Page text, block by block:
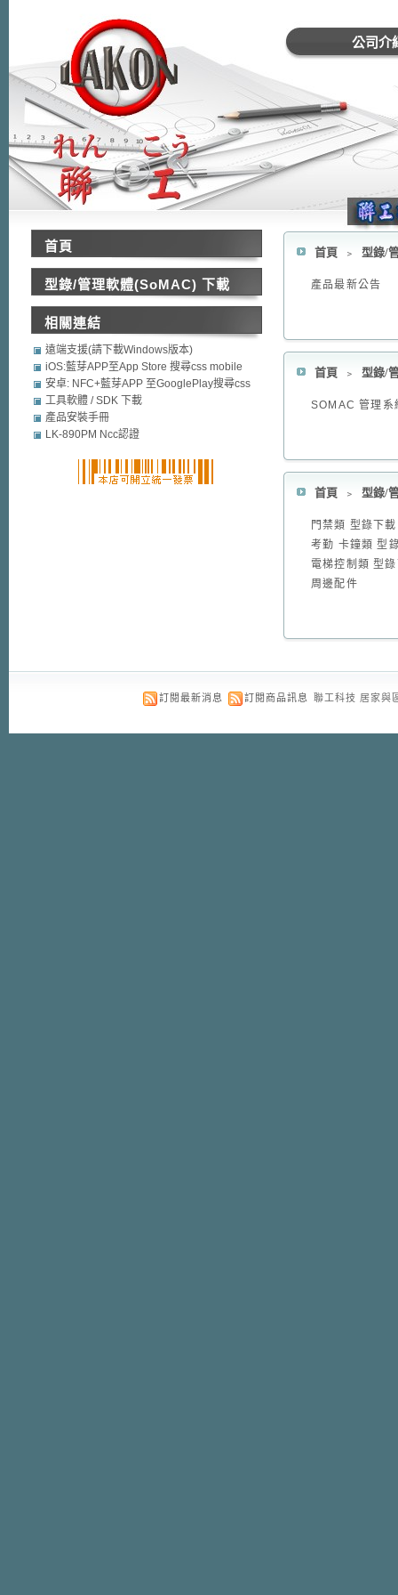
公司介
首頁 ﹥ 型錄/
產品最新公告
首頁 ﹥ 型錄/
SOMAC 管理系
首頁 ﹥ 型錄/
門禁類 型錄下載
考勤 卡鐘類 型
電梯控制類 型
周邊配件
首頁
型錄/管理軟體(SoMAC) 下載
相關連結
遠端支援(請下載Windows版本)
iOS:藍芽APP至App Store 搜尋css mobile
security
安卓: NFC+藍芽APP 至GooglePlay搜尋css
mobile security
工具軟體 / SDK 下載
產品安裝手冊
LK-890PM Ncc認證
訂閱最新消息 訂閱商品訊息 聯工科技 居家